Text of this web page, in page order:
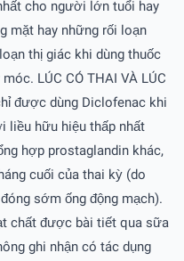
cho người lớn tuổi hay
mặt hay những rối loạn
thị giác khi dùng thuốc
LÚC CÓ THAI VÀ LÚC
được dùng Diclofenac khi
liều hữu hiệu thấp nhất
hợp prostaglandin khác,
cuối của thai kỳ (do
sớm ống động mạch).
chất được bài tiết qua sữa
ghi nhận có tác dụng